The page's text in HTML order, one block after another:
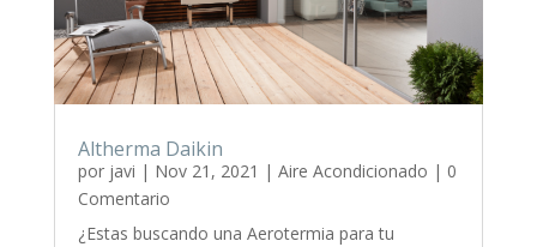
Altherma Daikin
por javi | Nov 21, 2021 | Aire Acondicionado | 0
Comentario
¿Estas buscando una Aerotermia para tu